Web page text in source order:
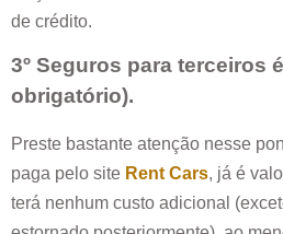
de crédito.
3º Seguros para terceiros
obrigatório).
Preste bastante atenção nesse
paga pelo site Rent Cars, já é
terá nenhum custo adicional